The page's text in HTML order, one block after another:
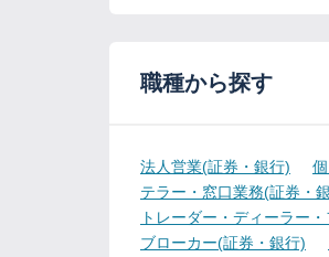
職種から探す
法人営業(証券・銀行)
テラー・窓口業務(証券・
トレーダー・ディーラー
ブローカー(証券・銀行)